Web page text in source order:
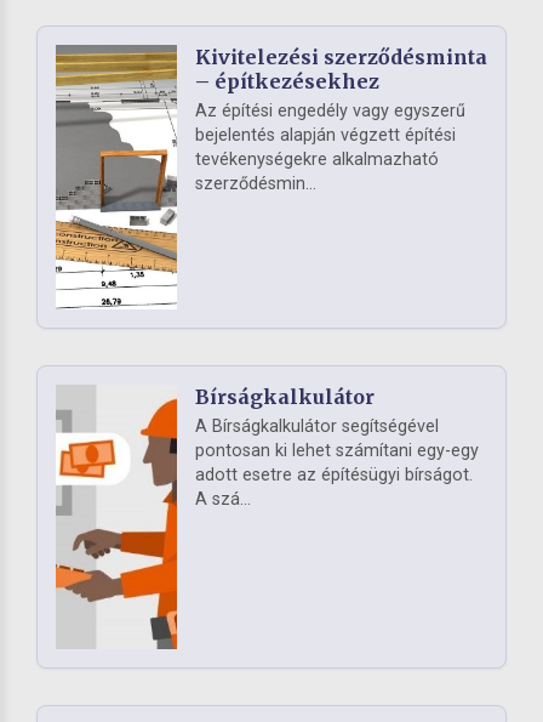
Kivitelezési szerződésminta
– építkezésekhez
Az építési engedély vagy egyszerű
bejelentés alapján végzett építési
tevékenységekre alkalmazható
szerződésmin...
Bírságkalkulátor
A Bírságkalkulátor segítségével
pontosan ki lehet számítani egy-egy
adott esetre az építésügyi bírságot.
A szá...